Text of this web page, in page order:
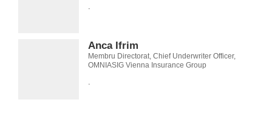
.
Anca Ifrim
Membru Directorat, Chief Underwriter Officer,
OMNIASIG Vienna Insurance Group
.